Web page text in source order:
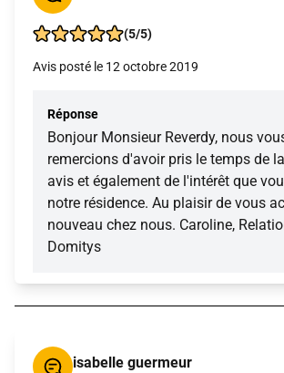
(5/5)
Avis posté le 12 octobre 2019
Réponse
Bonjour Monsieur Reverdy, nous
remercions d'avoir pris le temps de
avis et également de l'intérêt que
notre résidence. Au plaisir de vous
nouveau chez nous. Caroline,
Domitys
isabelle guermeur